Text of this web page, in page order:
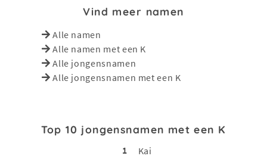
Vind meer namen
Alle namen
Alle namen met een K
Alle jongensnamen
Alle jongensnamen met een K
Top 10 jongensnamen met een K
1
Kai